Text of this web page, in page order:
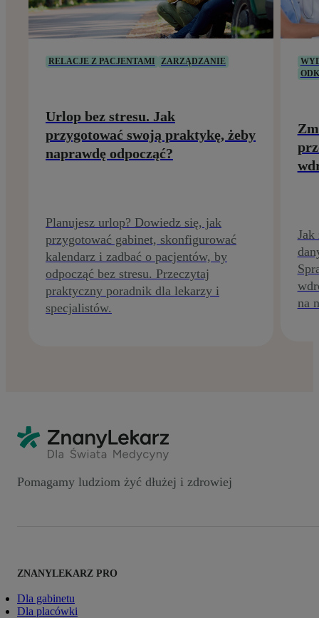
RELACJE Z PACJENTAMI ZARZĄDZANIE
Urlop bez stresu. Jak
przygotować swoją praktykę, żeby
naprawdę odpocząć?
Planujesz urlop? Dowiedz się, jak
przygotować gabinet, skonfigurować
kalendarz i zadbać o pacjentów, by
odpocząć bez stresu. Przeczytaj
praktyczny poradnik dla lekarzy i
specjalistów.
Jak
na
Pomagamy ludziom żyć dłużej i zdrowiej
ZNANYLEKARZ PRO
Dla gabinetu
Dla placówki